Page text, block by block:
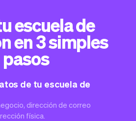
escuela de
en 3 simples
pasos
de tu escuela de
dirección de correo
física.